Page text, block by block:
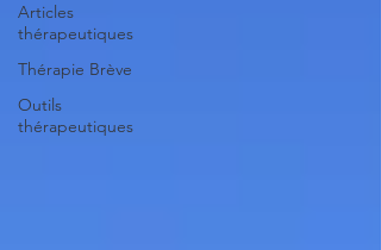
Articles
thérapeutiques
Thérapie Brève
Outils
thérapeutiques